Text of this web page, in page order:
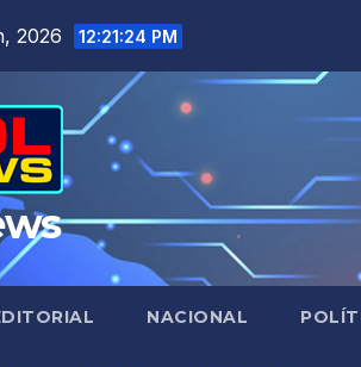
2026 12:21:24 PM
NACIONAL